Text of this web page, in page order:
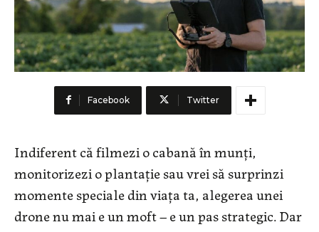
Facebook Twitter
Indiferent că filmezi o cabană în munți,
monitorizezi o plantație sau vrei să surprinzi
momente speciale din viața ta, alegerea unei
drone nu mai e un moft – e un pas strategic. Dar